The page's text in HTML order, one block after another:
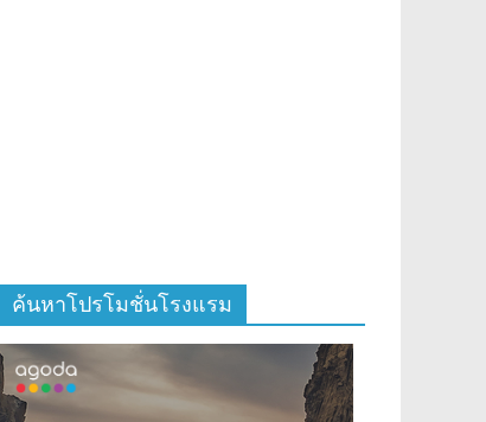
ค้นหาโปรโมชั่นโรงแรม